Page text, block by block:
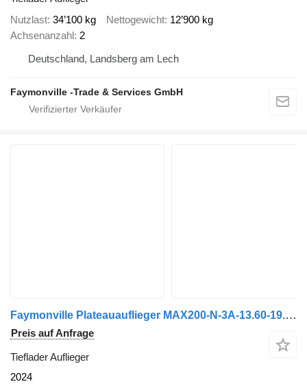
Nutzlast 34’100 kg Nettogewicht 12’900 kg
Achsenanzahl 2
Deutschland, Landsberg am Lech
Faymonville -Trade & Services GmbH
Faymonville Plateauauflieger MAX200-N-3A-13.60-19.5-2.54
Preis auf Anfrage
Tieflader Auflieger
2024